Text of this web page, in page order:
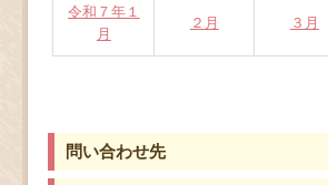
令和７年１
月
２月 ３月
問い合わせ先